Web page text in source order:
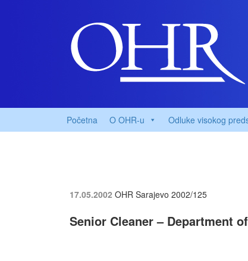
Početna O OHR-u Odluke visokog
17.05.2002 OHR Sarajevo 2002/125
Senior Cleaner – Department